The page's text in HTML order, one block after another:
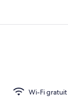
Wi-Fi gratuit